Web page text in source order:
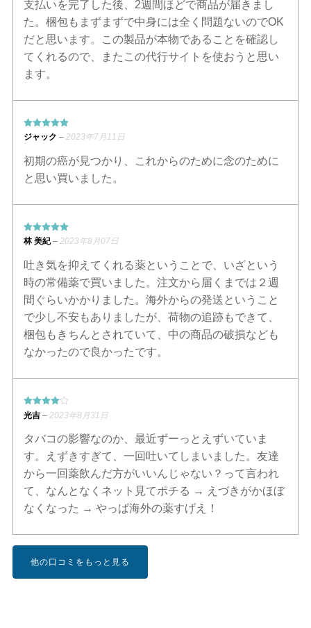
ー
シ
ョ
ン
オ
シ
は
ー
ジ
か
ら
選
択
で
き
支払いを完了した後、2週間ほどで商品が届きまし
た。梱包もまずまずで中身には全く問題ないのでOK
だと思います。この製品が本物であることを確認し
てくれるので、またこの代行サイトを使おうと思い
ます。
5段階中5
評価
ジャック – 2023年7月11日
初期の癌が見つかり、これからのために念のために
と思い買いました。
5段階中
の
評価
林 美紀– 2023年8月07日
吐き気を抑えてくれる薬ということで、いざという
時の常備薬で買いました。注文から届くまでは２週
間ぐらいかかりました。海外からの発送ということ
で少し不安もありましたが、荷物の追跡もできて、
梱包もきちんとされていて、中の商品の破損なども
なかったので良かったです。
4段階中4
の評価
光吉 – 2023年8月31日
タバコの影響なのか、最近ずーっとえずいていま
す。えずきすぎて、一回吐いてしまいました。友達
から一回薬飲んだ方がいいんじゃない？って言われ
て、なんとなくネット見てポチる → えづきがかほぼ
なくなった → やっぱ海外の薬すげえ！
他の口コミをもっと見る